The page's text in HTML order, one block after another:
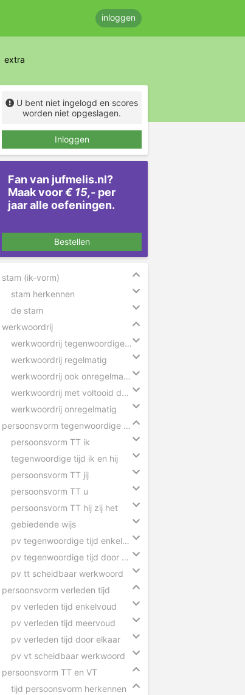
inloggen
extra
U bent niet ingelogd en scores
worden niet opgeslagen.
Inloggen
Fan van jufmelis.nl?
Maak voor€ 15,- per
jaar alle oefeningen.
Bestellen
stam (ik-vorm)
stam herkennen
de stam
werkwoordrij
werkwoordrij tegenwoordige tijd
werkwoordrij regelmatig
werkwoordrij ook onregelmatig
werkwoordrij met voltooid deelwoord
werkwoordrij onregelmatig
persoonsvorm tegenwoordige tijd
persoonsvorm TT ik
tegenwoordige tijd ik en hij
persoonsvorm TT jij
persoonsvorm TT u
persoonsvorm TT hij zij het
gebiedende wijs
pv tegenwoordige tijd enkelvoud
pv tegenwoordige tijd door elkaar
pv tt scheidbaar werkwoord
persoonsvorm verleden tijd
pv verleden tijd enkelvoud
pv verleden tijd meervoud
pv verleden tijd door elkaar
pv vt scheidbaar werkwoord
persoonsvorm TT en VT
tijd persoonsvorm herkennen